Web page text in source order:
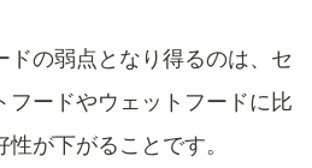
ドの弱点となり得るのは、セ
フードやウェットフードに比
性が下がる​ことです。